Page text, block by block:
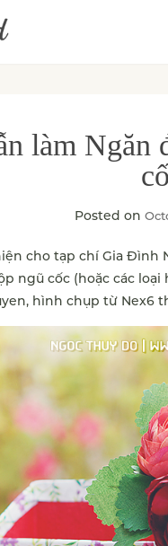
làm Ngăn
Posted on
cho tạp chí Gia Đình
ngũ cốc (hoặc các
hình chụp từ Nex6